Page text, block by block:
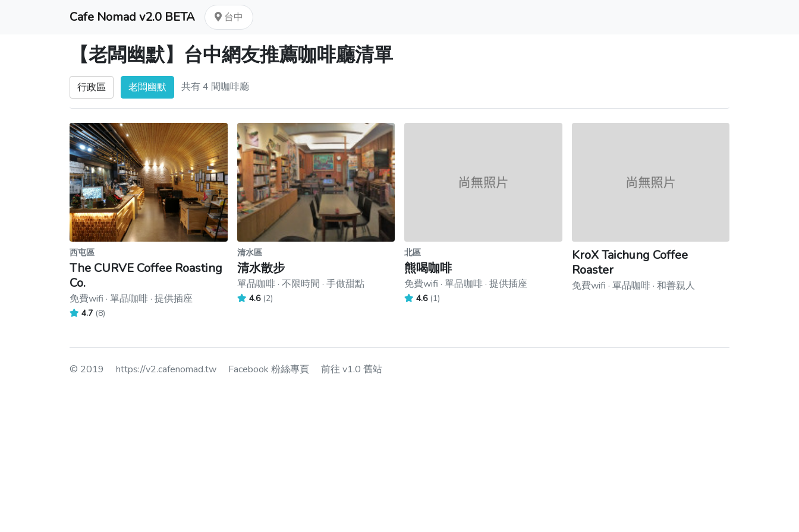
Cafe Nomad v2.0 BETA 台中
【老闆幽默】台中網友推薦咖啡廳清單
行政區 老闆幽默 共有 4 間咖啡廳
西屯區
The CURVE Coffee Roasting
Co.
免費wifi · 單品咖啡 · 提供插座
4.7 (8)
清水區
清水散步
單品咖啡 · 不限時間 · 手做甜點
4.6 (2)
北區
熊喝咖啡
免費wifi · 單品咖啡 · 提供插座
4.6 (1)
KroX Taichung Coffee
Roaster
免費wifi · 單品咖啡 · 和善親人
© 2019 https://v2.cafenomad.tw Facebook 粉絲專頁 前往 v1.0 舊站